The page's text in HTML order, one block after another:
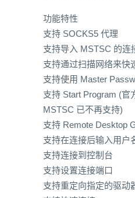
功能特性
支持 SOCKS5 代理
支持导入 MSTSC 的连
支持通过扫描网络来快
支持使用 Master
支持 Start Program (官
MSTSC 已不再支持)
支持 Remote Desktop
支持在连接后输入用户
支持连接到控制台
支持设置连接端口
支持重定向指定的驱动